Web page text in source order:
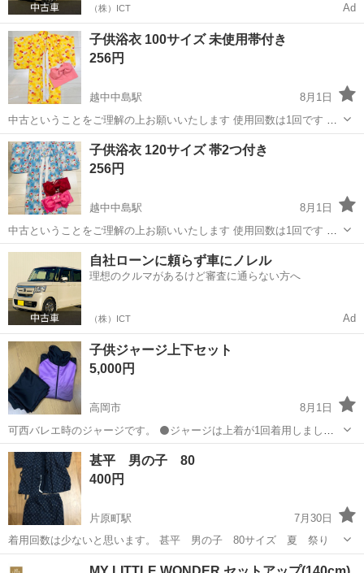
（株）ICT Ad
子供浴衣 100サイズ 未使用帯付き
256円
越中中島駅
8月1日
中古ということをご理解の上お願いいたします 使用回数は1回です 指
定場所まで引取りに来れる方お願いいたします
富山 富山市 越中中島駅 キッズ用品
子供浴衣 120サイズ 帯2つ付き
256円
越中中島駅
8月1日
中古ということをご理解の上お願いいたします 使用回数は1回です 指
定場所まで引取りに来れる方お願いいたします
富山 富山市 越中中島駅 キッズ用品
自社ローンに頼らず車にノレル
理想のクルマがあるけど審査に通らない方へ
（株）ICT Ad
子供ジャージ上下セット
5,000円
高岡市
8月1日
可西バレエ時のジャージです。 ⚫️ジャージは上着が1回着用しまし
た。パンツは新品未使用です。 サイズ：JL パンツは新品未使用。 サ
イズ：JM 定価:19800円 取りに来られる方にお譲り致します。
富山 高岡市 キッズ用品
甚平 男の子 80
400円
片原町駅
7月30日
着用回数は少ないと思います。 甚平 男の子 80サイズ 夏 祭り
甚平